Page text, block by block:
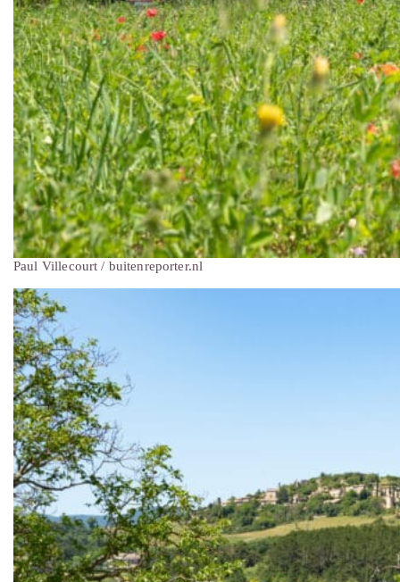
Paul Villecourt / buitenreporter.nl